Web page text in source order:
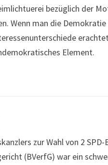
bezüglich der
Wenn man die
Element.
zur Wahl von 2
(BVerfG) war ein